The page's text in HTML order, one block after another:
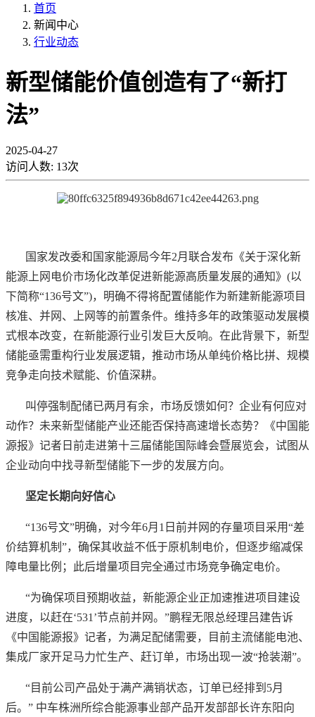
首页
新闻中心
行业动态
新型储能价值创造有了“新打
法”
2025-04-27
访问人数: 13次
国家发改委和国家能源局今年2月联合发布《关于深化新
能源上网电价市场化改革促进新能源高质量发展的通知》(以
下简称“136号文”)，明确不得将配置储能作为新建新能源项目
核准、并网、上网等的前置条件。维持多年的政策驱动发展模
式根本改变，在新能源行业引发巨大反响。在此背景下，新型
储能亟需重构行业发展逻辑，推动市场从单纯价格比拼、规模
竞争走向技术赋能、价值深耕。
叫停强制配储已两月有余，市场反馈如何？企业有何应对
动作？未来新型储能产业还能否保持高速增长态势？《中国能
源报》记者日前走进第十三届储能国际峰会暨展览会，试图从
企业动向中找寻新型储能下一步的发展方向。
坚定长期向好信心
“136号文”明确，对今年6月1日前并网的存量项目采用“差
价结算机制”，确保其收益不低于原机制电价，但逐步缩减保
障电量比例；此后增量项目完全通过市场竞争确定电价。
“为确保项目预期收益，新能源企业正加速推进项目建设
进度，以赶在‘531’节点前并网。”鹏程无限总经理吕建告诉
《中国能源报》记者，为满足配储需要，目前主流储能电池、
集成厂家开足马力忙生产、赶订单，市场出现一波“抢装潮”。
“目前公司产品处于满产满销状态，订单已经排到5月
后。” 中车株洲所综合能源事业部产品开发部部长许东阳向